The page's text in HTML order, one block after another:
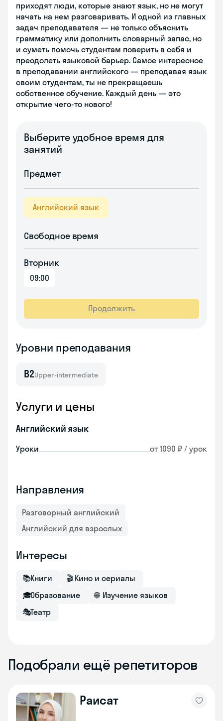
приходят люди, которые знают язык, но не могут
начать на нем разговаривать. И одной из главных
задач преподавателя — не только объяснить
грамматику или дополнить словарный запас, но
и суметь помочь студентам поверить в себя и
преодолеть языковой барьер. Самое интересное
в преподавании английского — преподавая язык
своим студентам, ты не прекращаешь
собственное обучение. Каждый день — это
открытие чего-то нового!
Выберите удобное время для
занятий
Предмет
Английский язык
Свободное время
Вторник
09:00
Продолжить
Уровни преподавания
B2Upper-intermediate
Услуги и цены
Английский язык
Уроки от 1090 ₽ / урок
Направления
Разговорный английский
Английский для взрослых
Интересы
📚Книги 🎬 Кино и сериалы
🎓Образование 🌐 Изучение языков
🎭Театр
Подобрали ещё репетиторов
Раисат